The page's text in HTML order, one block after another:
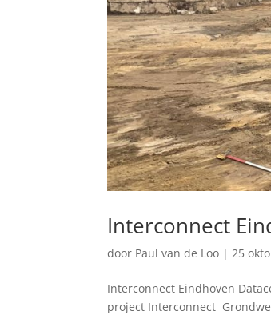
Interconnect
door Paul van de Loo |25
Interconnect Eindhoven
project Interconnect